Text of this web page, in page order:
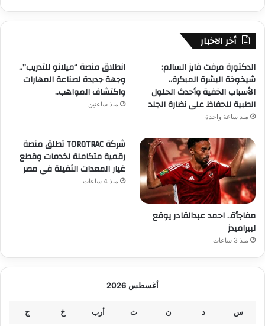
أخر الاخبار
الدكتورة مرفت فايز السالم:
شيخوخة البشرة المبكرة..
الأسباب الخفية وأحدث الحلول
الطبية للحفاظ على نضارة الجلد
منذ ساعة واحدة
انطلاق منصة “ميلانو للتدريب”..
وجهة جديدة لصناعة المهارات
واكتشاف المواهب..
منذ ساعتين
مفاجأة.. احمد عبدالقادر يوقع
لبيراميدز
منذ 3 ساعات
شركة TORQTRAC تطلق منصة
رقمية متكاملة لخدمات وقطع
غيار المعدات الثقيلة في مصر
منذ 4 ساعات
أغسطس 2026
س د ن ث أرب خ ج